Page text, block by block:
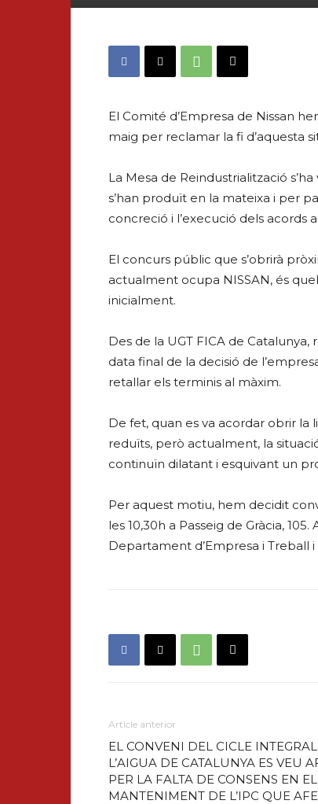
El Comité d’Empresa de Nissan
maig per reclamar la fi d’aquesta
La Mesa de Reindustrialització
s’han produït en la mateixa i per
concreció i l’execució dels acords
El concurs públic que s’obrirà
actualment ocupa NISSAN, és
inicialment.
Des de la UGT FICA de
data final de la decisió de
retallar els terminis al màxim.
De fet, quan es va acordar obrir la
reduïts, però actualment, la
continuïn dilatant i esquivant un
Per aquest motiu, hem decidit
les 10,30h a Passeig de Gràcia,
Departament d’Empresa i Treball
Article anterior
EL CONVENI DEL CICLE
L’AIGUA DE CATALUNYA ES VEU
PER LA FALTA DE CONSENS EN EL
MANTENIMENT DE L’IPC QUE